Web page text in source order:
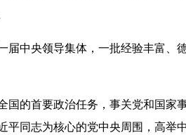
中央领导集体，一批经验丰富、
的首要政治任务，事关党和国家
同志为核心的党中央周围，高